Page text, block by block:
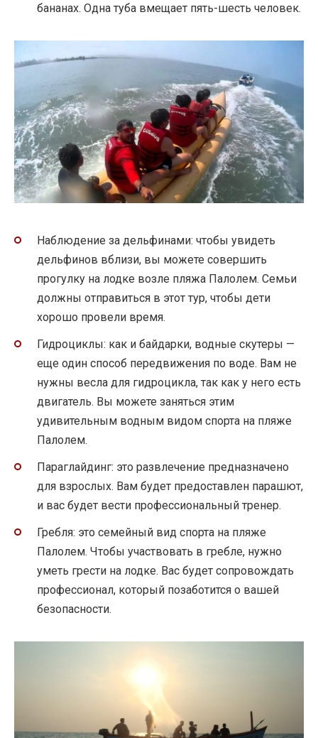
бананах. Одна туба вмещает пять-шесть человек.
Наблюдение за дельфинами: чтобы увидеть
дельфинов вблизи, вы можете совершить
прогулку на лодке возле пляжа Палолем. Семьи
должны отправиться в этот тур, чтобы дети
хорошо провели время.
Гидроциклы: как и байдарки, водные скутеры —
еще один способ передвижения по воде. Вам не
нужны весла для гидроцикла, так как у него есть
двигатель. Вы можете заняться этим
удивительным водным видом спорта на пляже
Палолем.
Параглайдинг: это развлечение предназначено
для взрослых. Вам будет предоставлен парашют,
и вас будет вести профессиональный тренер.
Гребля: это семейный вид спорта на пляже
Палолем. Чтобы участвовать в гребле, нужно
уметь грести на лодке. Вас будет сопровождать
профессионал, который позаботится о вашей
безопасности.